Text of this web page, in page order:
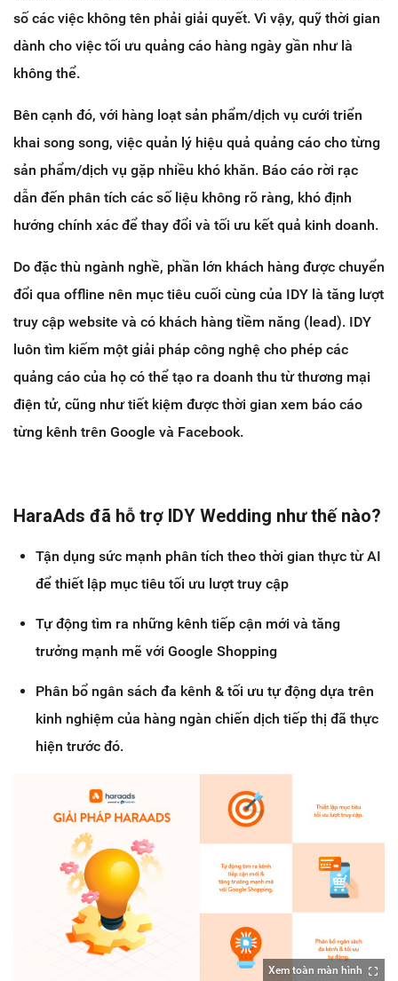
số các việc không tên phải giải quyết. Vì vậy, quỹ thời gian
dành cho việc tối ưu quảng cáo hàng ngày gần như là
không thể.
Bên cạnh đó, với hàng loạt sản phẩm/dịch vụ cưới triển
khai song song, việc quản lý hiệu quả quảng cáo cho từng
sản phẩm/dịch vụ gặp nhiều khó khăn. Báo cáo rời rạc
dẫn đến phân tích các số liệu không rõ ràng, khó định
hướng chính xác để thay đổi và tối ưu kết quả kinh doanh.
Do đặc thù ngành nghề, phần lớn khách hàng được chuyển
đổi qua offline nên mục tiêu cuối cùng của IDY là tăng lượt
truy cập website và có khách hàng tiềm năng (lead). IDY
luôn tìm kiếm một giải pháp công nghệ cho phép các
quảng cáo của họ có thể tạo ra doanh thu từ thương mại
điện tử, cũng như tiết kiệm được thời gian xem báo cáo
từng kênh trên Google và Facebook.
HaraAds đã hỗ trợ IDY Wedding như thế nào?
Tận dụng sức mạnh phân tích theo thời gian thực từ AI
để thiết lập mục tiêu tối ưu lượt truy cập
Tự động tìm ra những kênh tiếp cận mới và tăng
trưởng mạnh mẽ với Google Shopping
Phân bổ ngân sách đa kênh & tối ưu tự động dựa trên
kinh nghiệm của hàng ngàn chiến dịch tiếp thị đã thực
hiện trước đó.
Xem toàn màn hình